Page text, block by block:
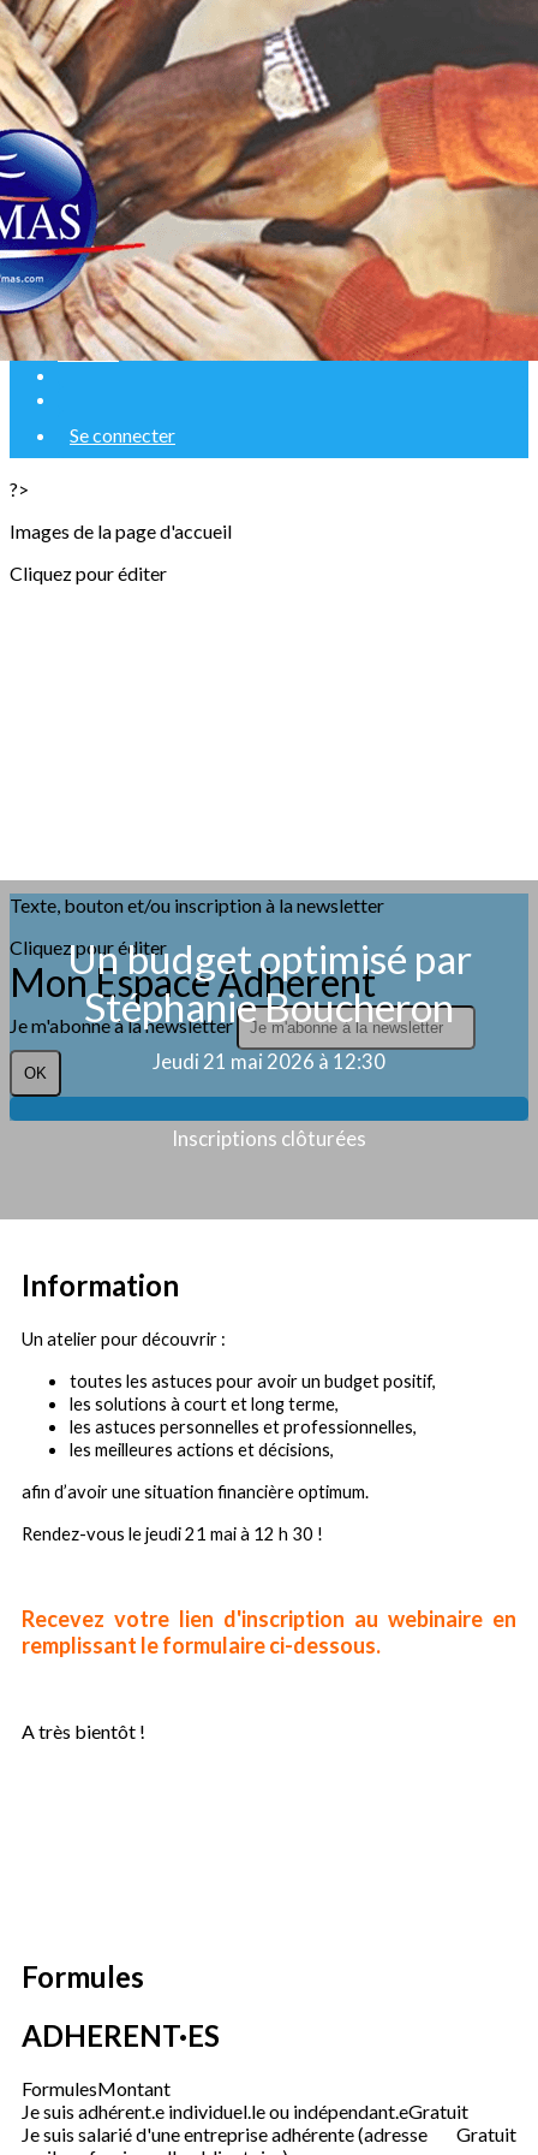
Exporter les lignes sélectionnées
Exporter toutes les colonnes
Exporter uniquement les colonnes affichées
Menu
Ajoutez un logo, un bouton, des réseaux sociaux
Cliquez pour éditer
Accueil
Se connecter
?>
Images de la page d'accueil
Cliquez pour éditer
Texte, bouton et/ou inscription à la newsletter
Cliquez pour éditer
Mon Espace Adhérent
Je m'abonne à la newsletter
OK
Un budget optimisé par
Stéphanie Boucheron
Jeudi 21 mai 2026 à 12:30
Inscriptions clôturées
Information
Un atelier pour découvrir :
toutes les astuces pour avoir un budget positif,
les solutions à court et long terme,
les astuces personnelles et professionnelles,
les meilleures actions et décisions,
afin d’avoir une situation financière optimum.
Rendez-vous le jeudi 21 mai à 12 h 30 !
Recevez votre lien d'inscription au webinaire en
remplissant le formulaire ci-dessous.
A très bientôt !
Formules
ADHERENT·ES
FormulesMontant
Je suis adhérent.e individuel.le ou indépendant.eGratuit
Je suis salarié d'une entreprise adhérente (adresse
Gratuit